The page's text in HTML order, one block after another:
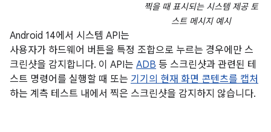
찍을 때 표시되는 시스템 제공 토
스트 메시지 예시
Android 14에서 시스템 API는
사용자가 하드웨어 버튼을 특정 조합으로 누르는 경우에만 스
크린샷을 감지합니다. 이 API는 ADB 등 스크린샷과 관련된 테
스트 명령어를 실행할 때 또는 기기의 현재 화면 콘텐츠를 캡처
하는 계측 테스트 내에서 찍은 스크린샷을 감지하지 않습니다.